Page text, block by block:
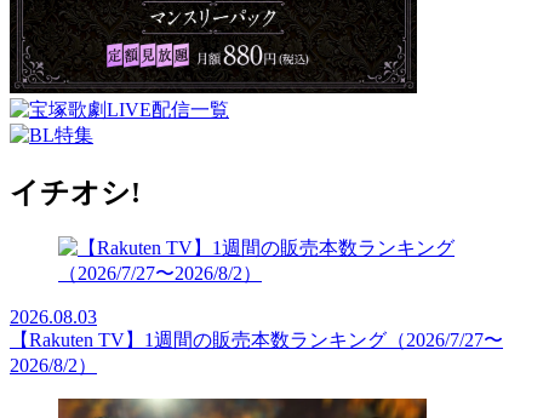
イチオシ!
2026.08.03
【Rakuten TV】1週間の販売本数ランキング（2026/7/27〜
2026/8/2）